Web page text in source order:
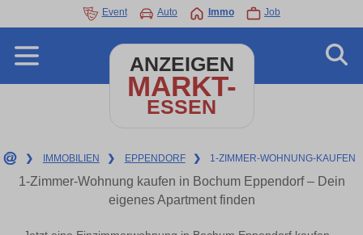
Event Auto Immo Job
ANZEIGEN
MARKT-
ESSEN
❯ IMMOBILIEN ❯ EPPENDORF ❯ 1-ZIMMER-WOHNUNG-KAUFEN
1-Zimmer-Wohnung kaufen in Bochum Eppendorf – Dein
eigenes Apartment finden